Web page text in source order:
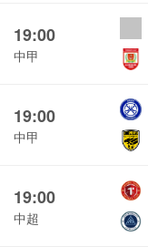
19:00
中甲
19:00
中甲
19:00
中超